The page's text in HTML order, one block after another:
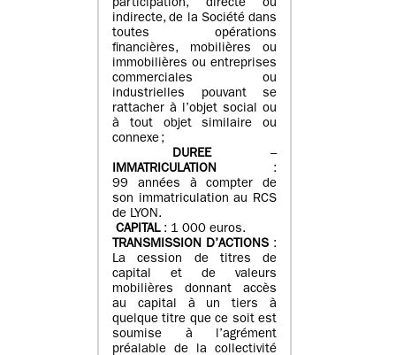
participation, directe ou
indirecte, de la Société dans
toutes opérations
financières, mobilières ou
immobilières ou entreprises
commerciales ou
industrielles pouvant se
rattacher à l’objet social ou
à tout objet similaire ou
connexe ;
DUREE–
IMMATRICULATION :
99 années à compter de
son immatriculation au RCS
de LYON.
CAPITAL: 1 000 euros.
TRANSMISSION D’ACTIONS :
La cession de titres de
capital et de valeurs
mobilières donnant accès
au capital à un tiers à
quelque titre que ce soit est
soumise à l’agrément
préalable de la collectivité